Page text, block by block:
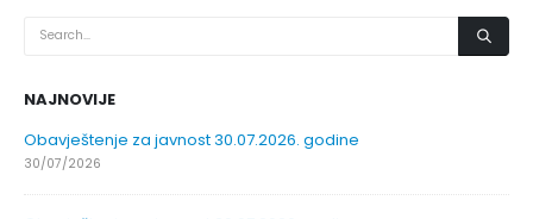
NAJNOVIJE
Obavještenje za javnost 30.07.2026. godine
30/07/2026